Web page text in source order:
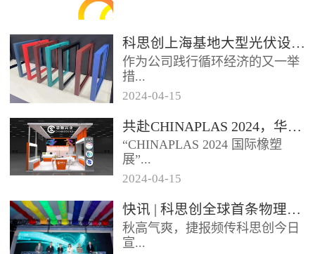
科思创上海基地大型光伏设施投运，聚氨酯创新赋能绿色能源
作为公司践行循环经济的又一举
措...
位于科思创上海一体化基地的大
型分布式光伏发电项目已于日前
正式启用实现全容量并网发电该
项目使...
2024-04-15
共赴CHINAPLAS 2024，华顺兴业邀您一同探索，共塑未来！
“CHINAPLAS 2024 国际橡塑
展”...
，作为亚洲首屈一指的塑料和橡
胶工业展览会，将于2024年4月
23 - 26日...
2024-04-15
快讯 | 科思创全球首条物理回收聚碳酸酯专用生产线在上海投产
秋高气爽，捷报频传科思创今日
宣...